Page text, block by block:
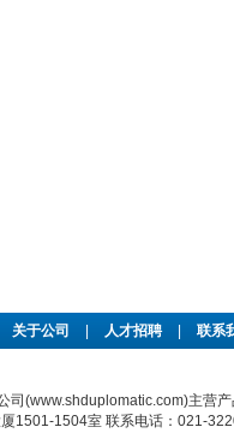
关于公司 人才招聘 联系
司(www.shduplomatic.com)主营
1501-1504室 联系电话：021-